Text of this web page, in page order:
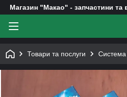
Магазин "Макао" - запчастини та
Товари та послуги Система